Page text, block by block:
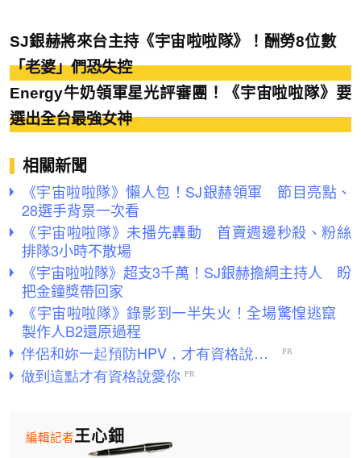
SJ銀赫將來台主持《宇宙啦啦隊》！酬勞8位數
「老婆」們恐失控
Energy牛奶領軍星光評審團！《宇宙啦啦隊》要
選出全台最強女神
相關新聞
《宇宙啦啦隊》懶人包！SJ銀赫領軍 節目亮點、
28選手背景一次看
《宇宙啦啦隊》未播先轟動 首賣週邊秒殺、粉絲
排隊3小時不散場
《宇宙啦啦隊》超支3千萬！SJ銀赫擔綱主持人 盼
把金鐘獎帶回家
《宇宙啦啦隊》錄影到一半失火！全場驚惶逃竄
製作人B2還原過程
王心鈿
編輯記者